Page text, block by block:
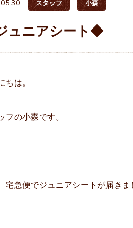
スタッフ 小森
ュニアシート◆
ちは。
フの小森です。
宅急便でジュニアシートが届きま